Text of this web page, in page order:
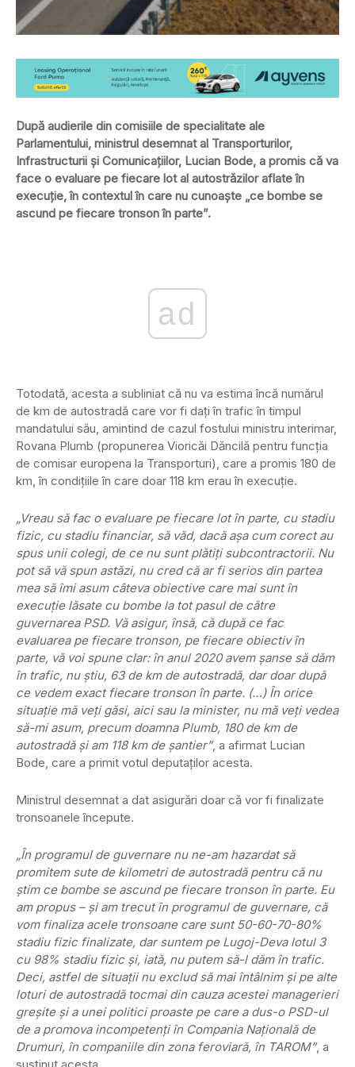
După audierile din comisiile de specialitate ale
Parlamentului, ministrul desemnat al Transporturilor,
Infrastructurii şi Comunicaţiilor, Lucian Bode, a promis că va
face o evaluare pe fiecare lot al autostrăzilor aflate în
execuţie, în contextul în care nu cunoaşte „ce bombe se
ascund pe fiecare tronson în parte”.
ad
Totodată, acesta a subliniat că nu va estima încă numărul
de km de autostradă care vor fi daţi în trafic în timpul
mandatului său, amintind de cazul fostului ministru interimar,
Rovana Plumb (propunerea Vioricăi Dăncilă pentru funcţia
de comisar europena la Transporturi), care a promis 180 de
km, în condiţiile în care doar 118 km erau în execuţie.
„Vreau să fac o evaluare pe fiecare lot în parte, cu stadiu
fizic, cu stadiu financiar, să văd, dacă aşa cum corect au
spus unii colegi, de ce nu sunt plătiţi subcontractorii. Nu
pot să vă spun astăzi, nu cred că ar fi serios din partea
mea să îmi asum câteva obiective care mai sunt în
execuţie lăsate cu bombe la tot pasul de către
guvernarea PSD. Vă asigur, însă, că după ce fac
evaluarea pe fiecare tronson, pe fiecare obiectiv în
parte, vă voi spune clar: în anul 2020 avem şanse să dăm
în trafic, nu ştiu, 63 de km de autostradă, dar doar după
ce vedem exact fiecare tronson în parte. (…) În orice
situaţie mă veţi găsi, aici sau la minister, nu mă veţi vedea
să-mi asum, precum doamna Plumb, 180 de km de
autostradă şi am 118 km de şantier”, a afirmat Lucian
Bode, care a primit votul deputaţilor acesta.
Ministrul desemnat a dat asigurări doar că vor fi finalizate
tronsoanele începute.
„În programul de guvernare nu ne-am hazardat să
promitem sute de kilometri de autostradă pentru că nu
ştim ce bombe se ascund pe fiecare tronson în parte. Eu
am propus – şi am trecut în programul de guvernare, că
vom finaliza acele tronsoane care sunt 50-60-70-80%
stadiu fizic finalizate, dar suntem pe Lugoj-Deva lotul 3
cu 98% stadiu fizic şi, iată, nu putem să-l dăm în trafic.
Deci, astfel de situaţii nu exclud să mai întâlnim şi pe alte
loturi de autostradă tocmai din cauza acestei managerieri
greşite şi a unei politici proaste pe care a dus-o PSD-ul
de a promova incompetenţi în Compania Naţională de
Drumuri, în companiile din zona feroviară, în TAROM”, a